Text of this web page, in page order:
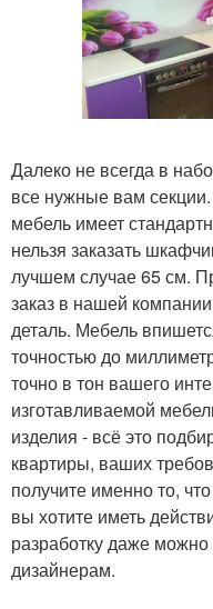
Далеко не всегда в
все нужные вам
мебель имеет
нельзя заказать
лучшем случае 65 см.
заказ в нашей
деталь. Мебель
точностью до
точно в тон вашего
изготавливаемой
изделия - всё это
квартиры, ваших
получите именно то,
вы хотите иметь
разработку даже
дизайнерам.